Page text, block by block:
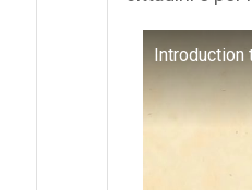
Introduction